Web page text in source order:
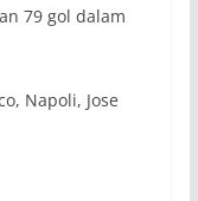
79 gol dalam
Napoli, Jose